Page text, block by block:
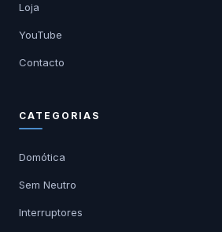
Loja
YouTube
Contacto
CATEGORIAS
Domótica
Sem Neutro
Interruptores